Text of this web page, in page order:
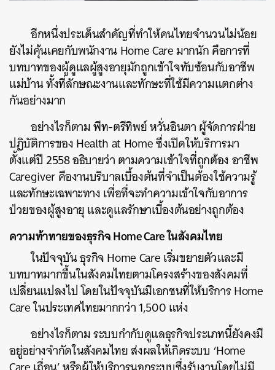
อีกหนึ่งประเด็นสำคัญที่ทำให้คนไทยจำนวนไม่น้อย
ยังไม่คุ้นเคยกับพนักงาน Home Care มากนัก คือการที่
บทบาทของผู้ดูแลผู้สูงอายุมักถูกเข้าใจทับซ้อนกับอาชีพ
แม่บ้าน ทั้งที่ลักษณะงานและทักษะที่ใช้มีความแตกต่าง
กันอย่างมาก
อย่างไรก็ตาม พีท-ตรีทิพย์ หวั่นอินตา ผู้จัดการฝ่าย
ปฏิบัติการของ Health at Home ซึ่งเปิดให้บริการมา
ตั้งแต่ปี 2558 อธิบายว่า ตามความเข้าใจที่ถูกต้อง อาชีพ
Caregiver คืองานบริบาลเบื้องต้นที่จำเป็นต้องใช้ความรู้
และทักษะเฉพาะทาง เพื่อที่จะทำความเข้าใจกับอาการ
ป่วยของผู้สูงอายุ และดูแลรักษาเบื้องต้นอย่างถูกต้อง
ความท้าทายของธุรกิจ Home Care ในสังคมไทย
ในปัจจุบัน ธุรกิจ Home Care เริ่มขยายตัวและมี
บทบาทมากขึ้นในสังคมไทยตามโครงสร้างของสังคมที่
เปลี่ยนแปลงไป โดยในปัจจุบันมีเอกชนที่ให้บริการ Home
Care ในประเทศไทยมากกว่า 1,500 แห่ง
อย่างไรก็ตาม ระบบกำกับดูแลธุรกิจประเภทนี้ยังคงมี
อยู่อย่างจำกัดในสังคมไทย ส่งผลให้เกิดระบบ ‘Home